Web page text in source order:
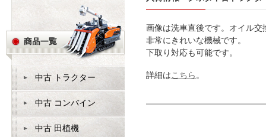
画像は洗車直後です。オイル
非常にきれいな機械です。
下取り対応も可能です。
詳細はこちら 。
中古 トラクター
中古 コンバイン
中古 田植機